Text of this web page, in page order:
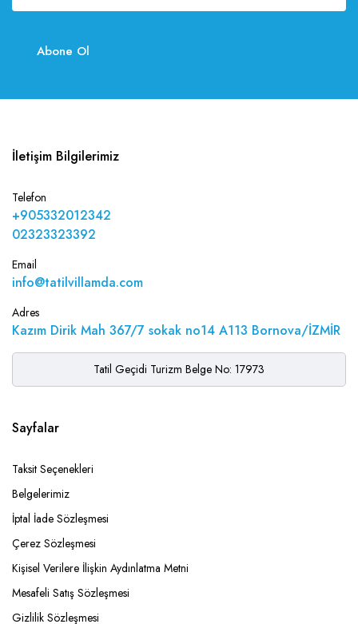
Abone Ol
İletişim Bilgilerimiz
Telefon
+905332012342
02323323392
Email
info@tatilvillamda.com
Adres
Kazım Dirik Mah 367/7 sokak no14 A113 Bornova/İZMİR
Tatil Geçidi Turizm Belge No: 17973
Sayfalar
Taksit Seçenekleri
Belgelerimiz
İptal İade Sözleşmesi
Çerez Sözleşmesi
Kişisel Verilere İlişkin Aydınlatma Metni
Mesafeli Satış Sözleşmesi
Gizlilik Sözleşmesi